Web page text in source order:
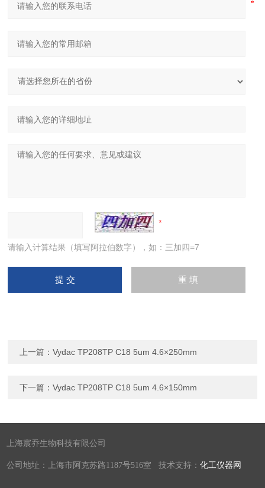
请输入计算结果（填写阿拉伯数字），如：三加四=7
上一篇：Vydac TP208TP C18 5um 4.6×250mm
下一篇：Vydac TP208TP C18 5um 4.6×150mm
上海宸乔生物科技有限公司
公司地址：上海市阿克苏路1187号516室 技术支持：化工仪器网